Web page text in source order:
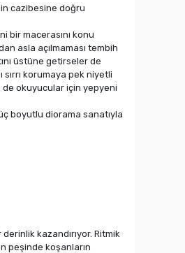
cazibesine doğru
bir macerasını konu
asla açılmaması tembih
üstüne getirseler de
sırrı korumaya pek niyetli
de okuyucular için yepyeni
boyutlu diorama sanatıyla
kazandırıyor. Ritmik
peşinde koşanların